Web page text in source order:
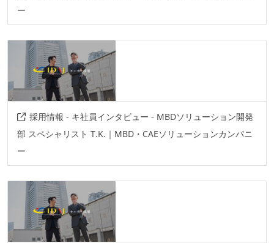
ー
採用情報 - キ社員インタビュー - MBDソリューション開発
部 スペシャリスト T.K.｜MBD・CAEソリューションカンパニ
ー